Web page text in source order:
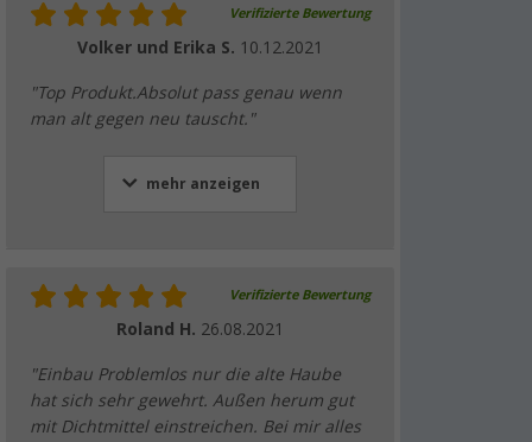
Verifizierte Bewertung
Volker und Erika S. 10.12.2021
"Top Produkt.Absolut pass genau wenn
man alt gegen neu tauscht."
mehr anzeigen
Verifizierte Bewertung
Roland H. 26.08.2021
"Einbau Problemlos nur die alte Haube
hat sich sehr gewehrt. Außen herum gut
mit Dichtmittel einstreichen. Bei mir alles